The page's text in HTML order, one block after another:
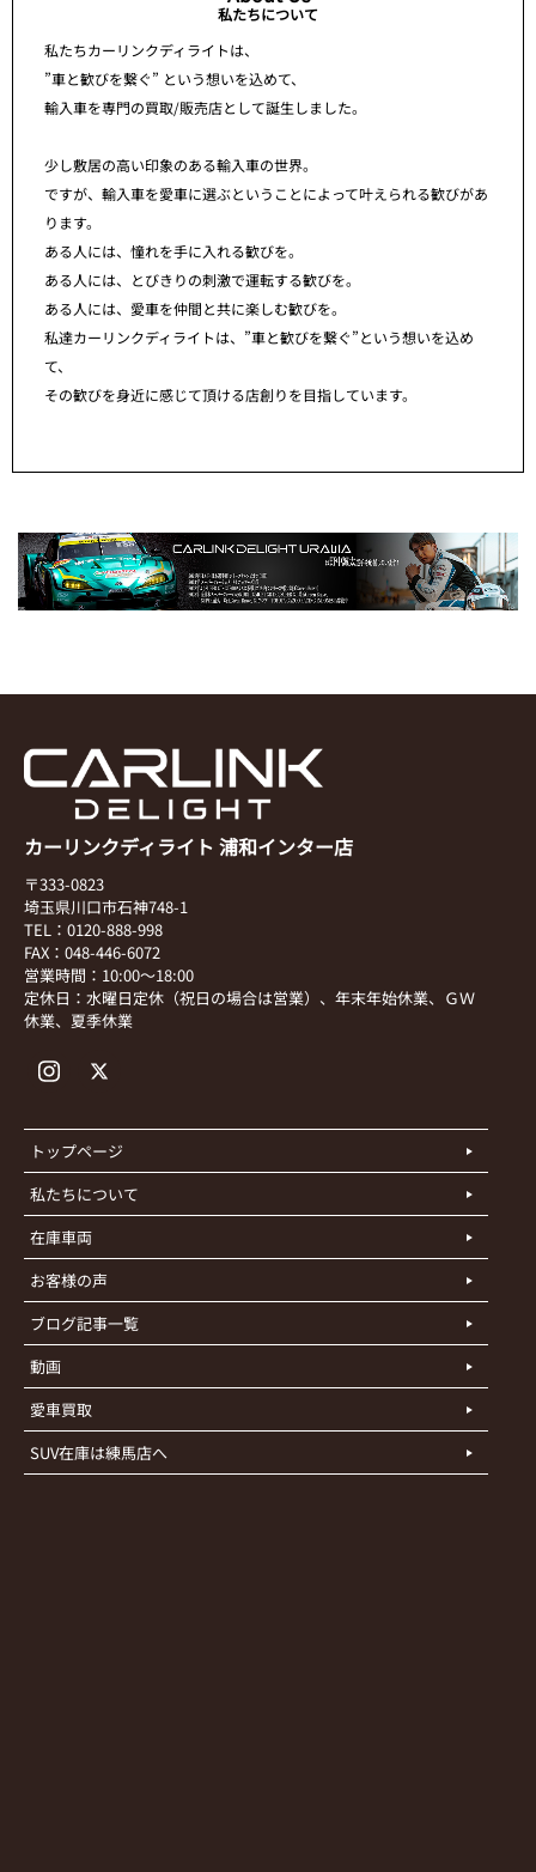
私たちについて
私たちカーリンクディライトは、
”車と歓びを繋ぐ” という想いを込めて、
輸入車を専門の買取/販売店として誕生しました。
少し敷居の高い印象のある輸入車の世界。
ですが、輸入車を愛車に選ぶということによって叶えられる歓びがあ
ります。
ある人には、憧れを手に入れる歓びを。
ある人には、とびきりの刺激で運転する歓びを。
ある人には、愛車を仲間と共に楽しむ歓びを。
私達カーリンクディライトは、”車と歓びを繋ぐ”という想いを込め
て、
その歓びを身近に感じて頂ける店創りを目指しています。
カーリンクディライト 浦和インター店
〒333-0823
埼玉県川口市石神748-1
TEL：0120-888-998
FAX：048-446-6072
営業時間：10:00～18:00
定休日：水曜日定休（祝日の場合は営業）、年末年始休業、ＧＷ
休業、夏季休業
トップページ
私たちについて
在庫車両
お客様の声
ブログ記事一覧
動画
愛車買取
SUV在庫は練馬店へ